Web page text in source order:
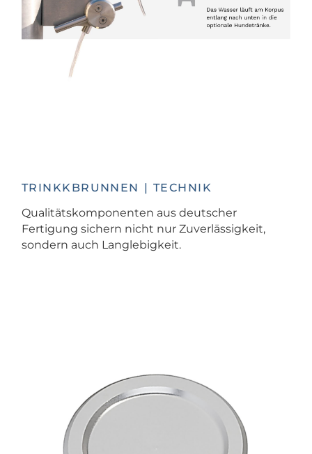
TRINKKBRUNNEN | TECHNIK
Qualitätskomponenten aus deutscher
Fertigung sichern nicht nur Zuverlässigkeit,
sondern auch Langlebigkeit.